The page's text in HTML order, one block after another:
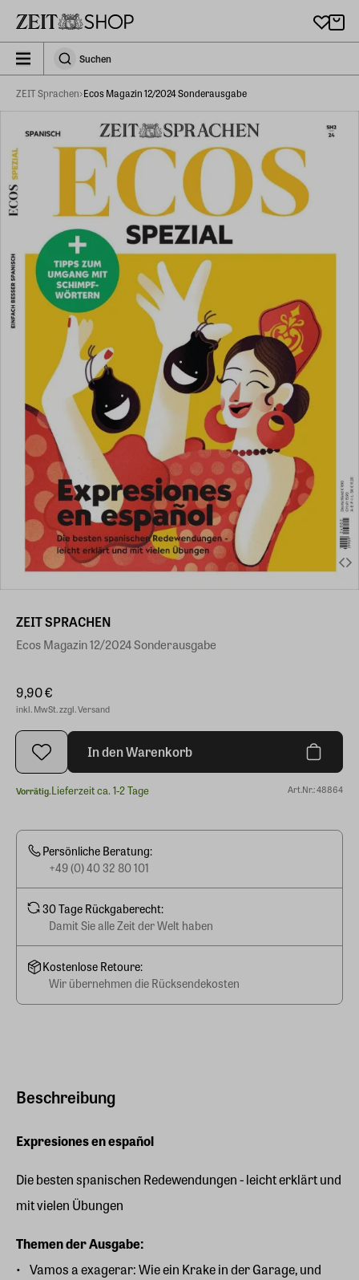
zeit_storefront.components.search.collapsed
SuchenSuchen
ZEIT Sprachen Ecos Magazin 12/2024 Sonderausgabe
Beschreibung
Expresiones en español
Die besten spanischen Redewendungen - leicht erklärt und
mit vielen Übungen
Themen der Ausgabe:
Vamos a exagerar: Wie ein Krake in der Garage, und
ZEIT SPRACHEN
Ecos Magazin 12/2024 Sonderausgabe
9,90 €
inkl. MwSt. zzgl. Versand
In den Warenkorb
Vorrätig.Lieferzeit ca. 1-2 Tage Art.Nr.: 48864
Persönliche Beratung:
+49 (0) 40 32 80 101
30 Tage Rückgaberecht:
Damit Sie alle Zeit der Welt haben
Kostenlose Retoure:
Wir übernehmen die Rücksendekosten